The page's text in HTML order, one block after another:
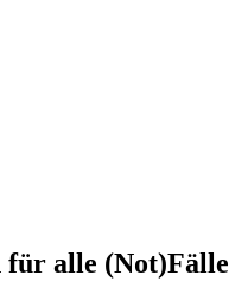
für alle (Not)Fälle